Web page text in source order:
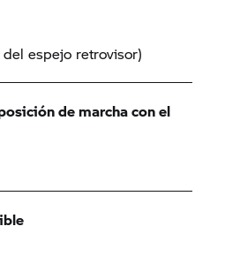
espejo retrovisor)
de marcha con el